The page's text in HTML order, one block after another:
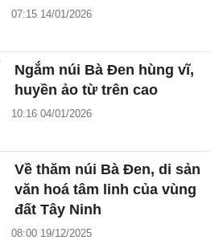
07:15 14/01/2026
Ngắm núi Bà Đen hùng vĩ,
huyền ảo từ trên cao
10:16 04/01/2026
Về thăm núi Bà Đen, di sản
văn hoá tâm linh của vùng
đất Tây Ninh
08:00 19/12/2025